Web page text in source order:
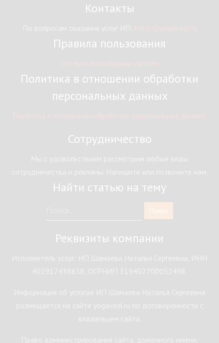
Контакты
Правила пользования
Политика в отношении обработки
персональных данных
Сотрудничество
Найти статью на тему
Реквизиты компании